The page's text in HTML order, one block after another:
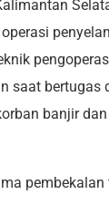
saat bertugas
banjir